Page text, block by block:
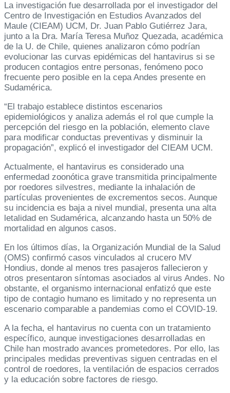
La investigación fue desarrollada por el investigador del
Centro de Investigación en Estudios Avanzados del
Maule (CIEAM) UCM, Dr. Juan Pablo Gutiérrez Jara,
junto a la Dra. María Teresa Muñoz Quezada, académica
de la U. de Chile, quienes analizaron cómo podrían
evolucionar las curvas epidémicas del hantavirus si se
producen contagios entre personas, fenómeno poco
frecuente pero posible en la cepa Andes presente en
Sudamérica.
“El trabajo establece distintos escenarios
epidemiológicos y analiza además el rol que cumple la
percepción del riesgo en la población, elemento clave
para modificar conductas preventivas y disminuir la
propagación”, explicó el investigador del CIEAM UCM.
Actualmente, el hantavirus es considerado una
enfermedad zoonótica grave transmitida principalmente
por roedores silvestres, mediante la inhalación de
partículas provenientes de excrementos secos. Aunque
su incidencia es baja a nivel mundial, presenta una alta
letalidad en Sudamérica, alcanzando hasta un 50% de
mortalidad en algunos casos.
En los últimos días, la Organización Mundial de la Salud
(OMS) confirmó casos vinculados al crucero MV
Hondius, donde al menos tres pasajeros fallecieron y
otros presentaron síntomas asociados al virus Andes. No
obstante, el organismo internacional enfatizó que este
tipo de contagio humano es limitado y no representa un
escenario comparable a pandemias como el COVID-19.
A la fecha, el hantavirus no cuenta con un tratamiento
específico, aunque investigaciones desarrolladas en
Chile han mostrado avances prometedores. Por ello, las
principales medidas preventivas siguen centradas en el
control de roedores, la ventilación de espacios cerrados
y la educación sobre factores de riesgo.